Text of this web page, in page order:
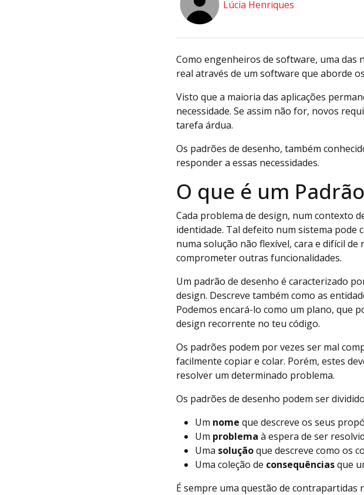
Lúcia Henriques
Como engenheiros de software, uma das
real através de um software que aborde
Visto que a maioria das aplicações
necessidade. Se assim não for, novos
tarefa árdua.
Os padrões de desenho, também
responder a essas necessidades.
O que é um
Cada problema de design, num contexto
identidade. Tal defeito num sistema
numa solução não flexível, cara e difícil
comprometer outras funcionalidades.
Um padrão de desenho é caracterizado
design. Descreve também como as
Podemos encará-lo como um plano, que
design recorrente no teu código.
Os padrões podem por vezes ser mal
facilmente copiar e colar. Porém, estes
resolver um determinado problema.
Os padrões de desenho podem ser
Um nome que descreve os seus
Um problema à espera de ser
Uma soluçãoque descreve como os
Uma coleção de consequênciasque
É sempre uma questão de contrapartidas